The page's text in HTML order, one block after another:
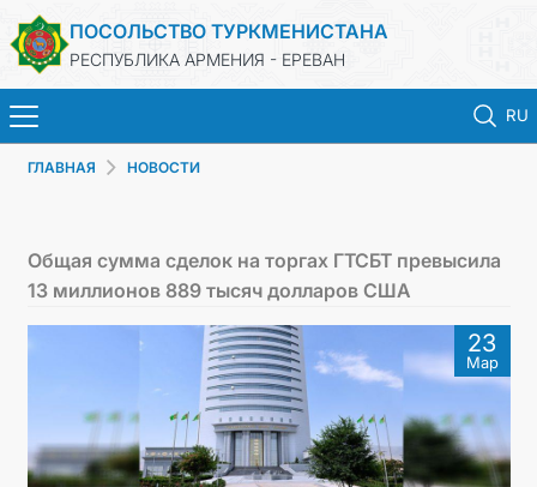
ПОСОЛЬСТВО ТУРКМЕНИСТАНА
РЕСПУБЛИКА АРМЕНИЯ - ЕРЕВАН
RU
ТУРКМЕНИСТАН
КОНСУЛЬСКИЕ УСЛУГИ
МИД
ГЛАВНАЯ НОВОСТИ
Общая сумма сделок на торгах ГТСБТ превысила
13 миллионов 889 тысяч долларов США
23
Мар